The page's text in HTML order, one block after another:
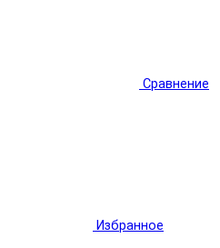
Сравнение
Избранное